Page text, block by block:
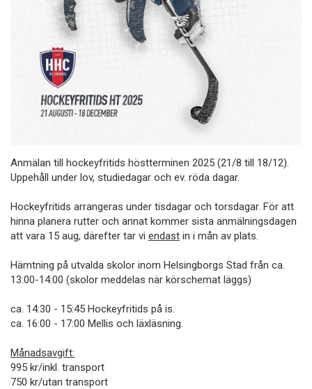
Anmälan till hockeyfritids höstterminen 2025 (21/8 till 18/12).
Uppehåll under lov, studiedagar och ev. röda dagar.
Hockeyfritids arrangeras under tisdagar och torsdagar. För att
hinna planera rutter och annat kommer sista anmälningsdagen
att vara 15 aug, därefter tar vi endast in i mån av plats.
Hämtning på utvalda skolor inom Helsingborgs Stad från ca.
13:00-14:00 (skolor meddelas när körschemat läggs)
ca. 14:30 - 15:45 Hockeyfritids på is.
ca. 16:00 - 17:00 Mellis och läxläsning.
Månadsavgift:
995 kr/inkl. transport
750 kr/utan transport